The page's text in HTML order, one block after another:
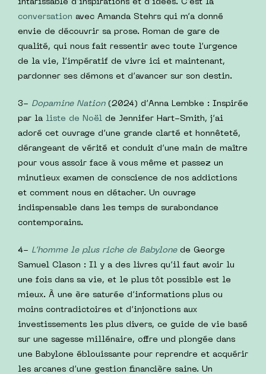
intarissable d’inspirations et d’idées. C’est la
conversation avec Amanda Stehrs qui m’a donné
envie de découvrir sa prose. Roman de gare de
qualité, qui nous fait ressentir avec toute l’urgence
de la vie, l’impératif de vivre ici et maintenant,
pardonner ses démons et d’avancer sur son destin.
3- Dopamine Nation(2024) d’Anna Lembke : Inspirée
par la liste de Noël de Jennifer Hart-Smith, j’ai
adoré cet ouvrage d’une grande clarté et honnêteté,
dérangeant de vérité et conduit d’une main de maître
pour vous assoir face à vous même et passez un
minutieux examen de conscience de nos addictions
et comment nous en détacher. Un ouvrage
indispensable dans les temps de surabondance
contemporains.
4- L’homme le plus riche de Babylonede George
Samuel Clason : Il y a des livres qu’il faut avoir lu
une fois dans sa vie, et le plus tôt possible est le
mieux. À une ère saturée d’informations plus ou
moins contradictoires et d’injonctions aux
investissements les plus divers, ce guide de vie basé
sur une sagesse millénaire, offre und plongée dans
une Babylone éblouissante pour reprendre et acquérir
les arcanes d’une gestion financière saine. Un